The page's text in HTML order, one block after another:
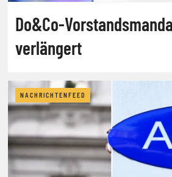
Do&Co-
verlängert
NACHRICHTENFEED